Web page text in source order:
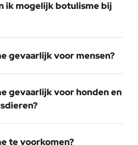
ik mogelijk botulisme bij
gevaarlijk voor mensen?
gevaarlijk voor honden en
te voorkomen?